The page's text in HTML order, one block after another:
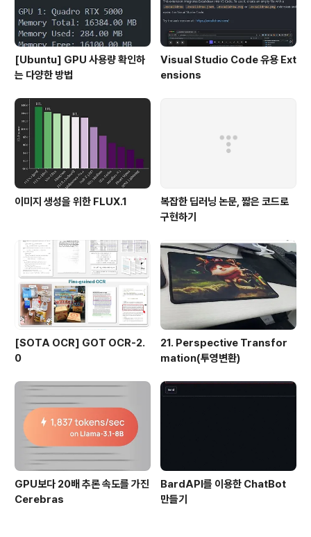
[Ubuntu] GPU 사용량 확인하
는 다양한 방법
Visual Studio Code 유용 Ext
ensions
이미지 생성을 위한 FLUX.1
복잡한 딥러닝 논문, 짧은 코드로
구현하기
[SOTA OCR] GOT OCR-2.
0
21. Perspective Transfor
mation(투영변환)
GPU보다 20배 추론 속도를 가진
Cerebras
BardAPI를 이용한 ChatBot
만들기